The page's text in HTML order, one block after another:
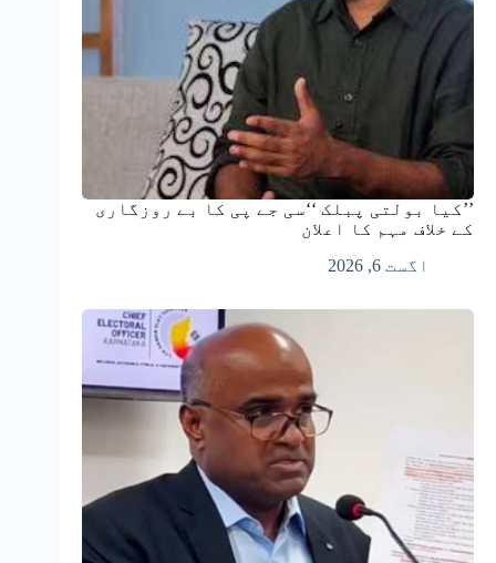
’’کیا بولتی پبلک ‘‘سی جے پی کا بے روزگاری
کے خلاف مہم کا اعلان
اگست 6, 2026